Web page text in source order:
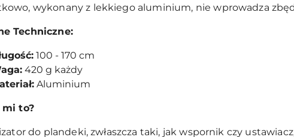
wykonany z lekkiego aluminium, nie wprowadza
Techniczne:
100 - 170 cm
420 g każdy
Aluminium
mi to?
do plandeki, zwłaszcza taki, jak wspornik czy